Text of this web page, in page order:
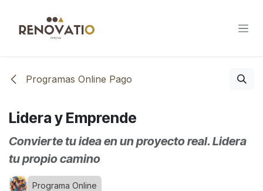
Programas Online Pago
Lidera y Emprende
Convierte tu idea en un proyecto real. Lidera
tu propio camino
Programa Online